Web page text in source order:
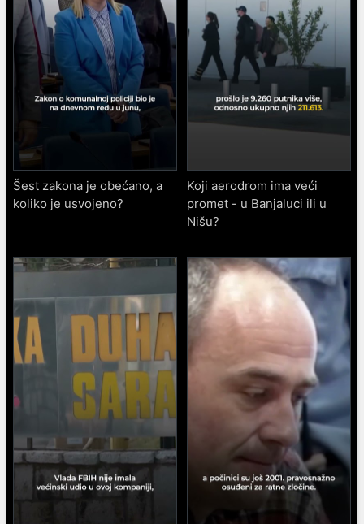
Šest zakona je obećano, a
koliko je usvojeno?
Koji aerodrom ima veći
promet - u Banjaluci ili u
Nišu?